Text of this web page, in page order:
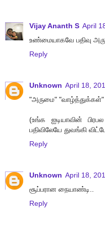
Vijay Ananth S April
உண்மையாகவே பதிவு
Reply
Unknown April 18,
"அருமை"
(உங்க ஐடியாவின்
பதிவிலேயே துவங்கி
Reply
Unknown April 18,
சூப்பரான நையாண்டி..
Reply